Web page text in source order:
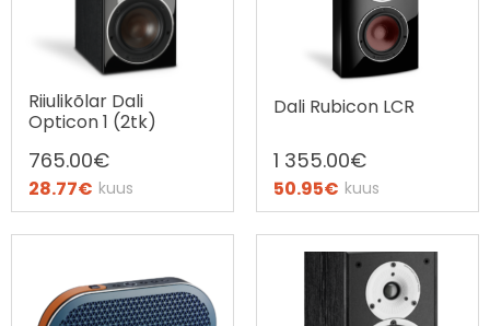
Riiulikõlar Dali
Opticon 1 (2tk)
Ostax järelmaks
28.77€ kuus
765.00€
Dali Rubicon LCR
Ostax järelmaks
50.95€ kuus
1 355.00€